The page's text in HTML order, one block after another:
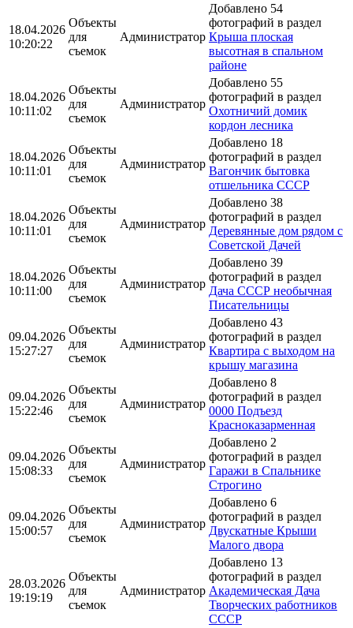
18.04.2026
10:20:22
Объекты
для
съемок
Администратор
Добавлено 54
фотографий в раздел
Крыша плоская
высотная в спальном
районе
18.04.2026
10:11:02
Объекты
для
съемок
Администратор
Добавлено 55
фотографий в раздел
Охотничий домик
кордон лесника
18.04.2026
10:11:01
Объекты
для
съемок
Администратор
Добавлено 18
фотографий в раздел
Вагончик бытовка
отшельника СССР
18.04.2026
10:11:01
Объекты
для
съемок
Администратор
Добавлено 38
фотографий в раздел
Деревянные дом рядом с
Советской Дачей
18.04.2026
10:11:00
Объекты
для
съемок
Администратор
Добавлено 39
фотографий в раздел
Дача СССР необычная
Писательницы
09.04.2026
15:27:27
Объекты
для
съемок
Администратор
Добавлено 43
фотографий в раздел
Квартира с выходом на
крышу магазина
09.04.2026
15:22:46
Объекты
для
съемок
Администратор
Добавлено 8
фотографий в раздел
0000 Подъезд
Красноказарменная
09.04.2026
15:08:33
Объекты
для
съемок
Администратор
Добавлено 2
фотографий в раздел
Гаражи в Спальнике
Строгино
09.04.2026
15:00:57
Объекты
для
съемок
Администратор
Добавлено 6
фотографий в раздел
Двускатные Крыши
Малого двора
28.03.2026
19:19:19
Объекты
для
съемок
Администратор
Добавлено 13
фотографий в раздел
Академическая Дача
Творческих работников
СССР